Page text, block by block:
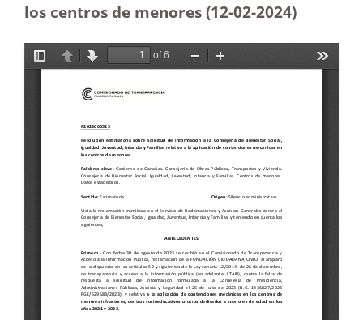
los centros de menores (12-02-2024)